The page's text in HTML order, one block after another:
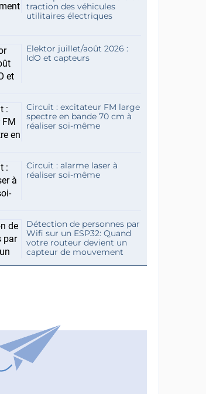
traction des véhicules
utilitaires électriques
Elektor juillet/août 2026 :
IdO et capteurs
Circuit : excitateur FM large
spectre en bande 70 cm à
réaliser soi-même
Circuit : alarme laser à
réaliser soi-même
Détection de personnes par
Wifi sur un ESP32: Quand
votre routeur devient un
capteur de mouvement